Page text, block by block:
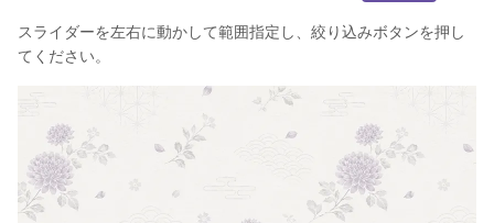
スライダーを左右に動かして範囲指定し、絞り込みボタンを押し
てください。